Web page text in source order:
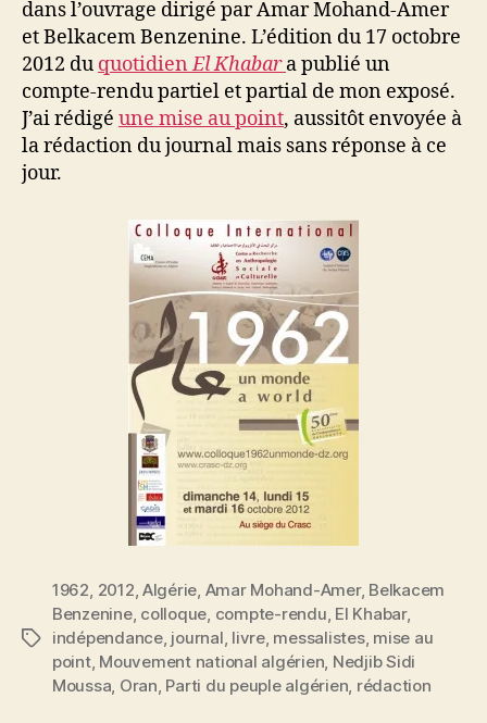
au
PPA
dans l’ouvrage dirigé par Amar Mohand-Amer
et Belkacem Benzenine. L’édition du 17 octobre
2012 du quotidienEl Khabar a publié un
compte-rendu partiel et partial de mon exposé.
J’ai rédigé une mise au point, aussitôt envoyée à
la rédaction du journal mais sans réponse à ce
jour.
Étiquettes
1962 2012 Algérie Amar Mohand-Amer, Belkacem
Benzenine, colloque compte-rendu El Khabar,
indépendance, journal livre, messalistes, mise au
point, Mouvement national algérien Nedjib Sidi
Moussa Oran Parti du peuple algérien rédaction